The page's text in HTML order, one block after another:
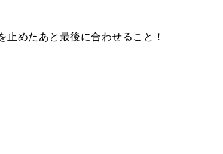
止めたあと最後に合わせること！